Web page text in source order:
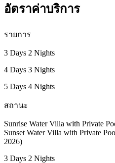
อัตราค่าบริการ
รายการ
3 Days 2 Nights
4 Days 3 Nights
5 Days 4 Nights
สถานะ
Sunrise Water Villa with Private
Sunset Water Villa with Private
2026)
3 Days 2 Nights